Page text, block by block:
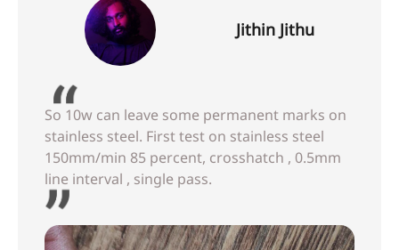
Jithin Jithu
So 10w can leave some permanent marks on
stainless steel. First test on stainless steel
150mm/min 85 percent, crosshatch , 0.5mm
line interval , single pass.